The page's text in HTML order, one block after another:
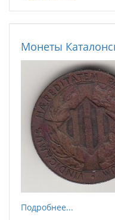
Монеты
Подробнее...